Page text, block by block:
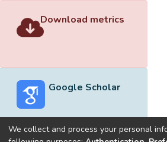
Download metrics
Google Scholar
We collect and process your personal